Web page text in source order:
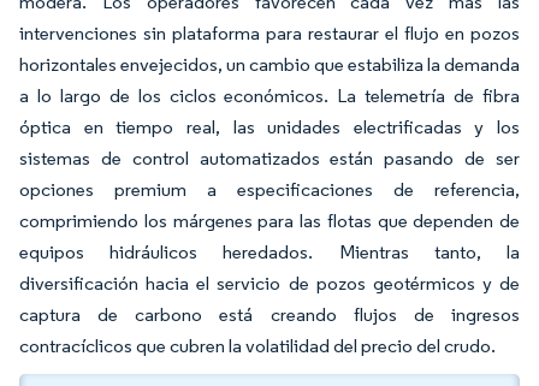
intervenciones sin plataforma para restaurar el flujo en pozos
horizontales envejecidos, un cambio que estabiliza la demanda
a lo largo de los ciclos económicos. La telemetría de fibra
óptica en tiempo real, las unidades electrificadas y los
sistemas de control automatizados están pasando de ser
opciones premium a especificaciones de referencia,
comprimiendo los márgenes para las flotas que dependen de
equipos hidráulicos heredados. Mientras tanto, la
diversificación hacia el servicio de pozos geotérmicos y de
captura de carbono está creando flujos de ingresos
contracíclicos que cubren la volatilidad del precio del crudo.